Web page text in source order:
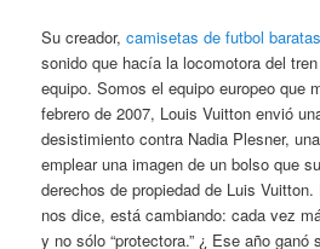
Su creador,camisetas de futbol baratas
sonido que hacía la locomotora del
equipo. Somos el equipo europeo que
febrero de 2007, Louis Vuitton envió
desistimiento contra Nadia Plesner,
emplear una imagen de un bolso que
derechos de propiedad de Luis
nos dice, está cambiando: cada vez
y no sólo “protectora.” ¿ Ese año ganó